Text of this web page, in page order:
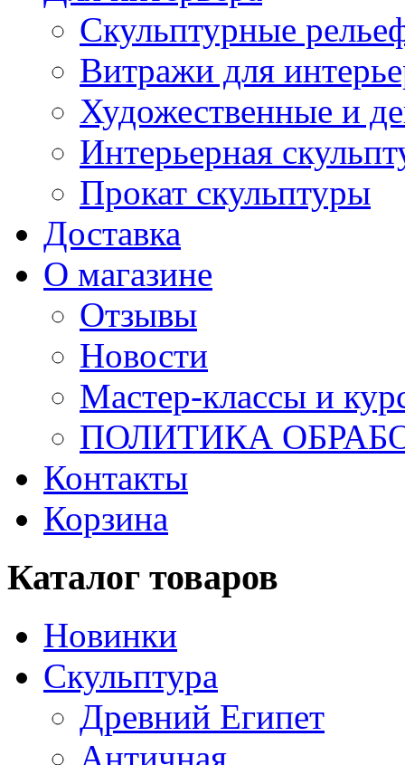
Скульптурные
Витражи для
Художественные и
Интерьерная
Прокат скульптуры
Доставка
О магазине
Отзывы
Новости
Мастер-классы и
ПОЛИТИКА
Контакты
Корзина
Каталог товаров
Новинки
Скульптура
Древний Египет